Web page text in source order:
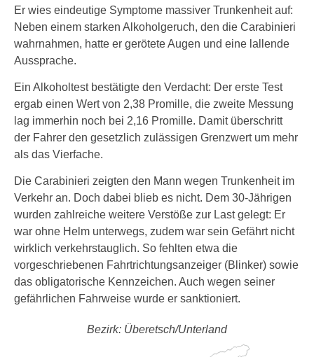
Er wies eindeutige Symptome massiver Trunkenheit auf:
Neben einem starken Alkoholgeruch, den die Carabinieri
wahrnahmen, hatte er gerötete Augen und eine lallende
Aussprache.
Ein Alkoholtest bestätigte den Verdacht: Der erste Test
ergab einen Wert von 2,38 Promille, die zweite Messung
lag immerhin noch bei 2,16 Promille. Damit überschritt
der Fahrer den gesetzlich zulässigen Grenzwert um mehr
als das Vierfache.
Die Carabinieri zeigten den Mann wegen Trunkenheit im
Verkehr an. Doch dabei blieb es nicht. Dem 30-Jährigen
wurden zahlreiche weitere Verstöße zur Last gelegt: Er
war ohne Helm unterwegs, zudem war sein Gefährt nicht
wirklich verkehrstauglich. So fehlten etwa die
vorgeschriebenen Fahrtrichtungsanzeiger (Blinker) sowie
das obligatorische Kennzeichen. Auch wegen seiner
gefährlichen Fahrweise wurde er sanktioniert.
Bezirk: Überetsch/Unterland